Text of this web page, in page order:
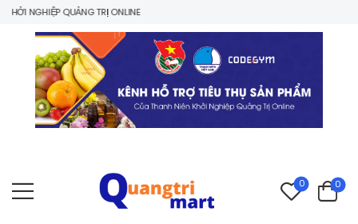
NGHIỆP QUẢNG TRỊ ONLINE
0 0